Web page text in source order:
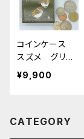
コインケース
スズメ グリー
ン 栃木レザ
ー 雀 すずめ
¥9,900
CATEGORY